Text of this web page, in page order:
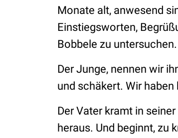
Monate alt, anwesend
Einstiegsworten,
Bobbele zu untersuchen.
Der Junge, nennen wir
und schäkert. Wir
Der Vater kramt in
heraus. Und beginnt, zu